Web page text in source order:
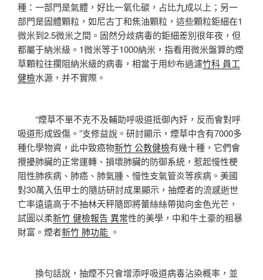
種：一部門是氣體，好比一氧化碳，占比九成以上；另一
部門是固體顆粒，如尼古丁和焦油顆粒，這些顆粒鉅細在1
微米到2.5微米之間。固然分歧病毒的鉅細差別很年夜，但
都屬于納米級。1微米等于1000納米，指看用微米盤算的煙
草顆粒往攔阻納米級的病毒，相當于用紗布過濾竹科 員工
健檢水源，并不實際。
“煙草不單不克不及輔助呼吸道抵御內奸，反而會對呼
吸道形成毀傷。”支修益說。研討顯示，煙草中含有7000多
種化學物資，此中致癌物新竹 公教健檢有幾十種，它們會
攪擾肺臟的正常運轉、損壞肺臟的防御系統，惹起慢性梗
阻性肺疾病、肺癌、肺氣腫、慢性支氣管炎等疾病。美國
對30萬入伍甲士的隨訪研討成果顯示，抽煙者的流感逝世
亡率遠遠高于不抽林天秤隨即將蕾絲絲帶拋向金色光芒，
試圖以柔新竹 健檢報告 異常性的美學，中和牛土豪的粗暴
財富。煙者新竹 肺功能 。
換句話說，抽煙不只會增添呼吸道病毒沾染概率，並